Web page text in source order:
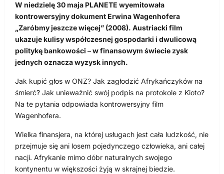
W niedzielę 30 maja PLANETE wyemitowała
kontrowersyjny dokument Erwina Wagenhofera
„Zaróbmy jeszcze więcej” (2008). Austriacki film
ukazuje kulisy współczesnej gospodarki i dwulicową
politykę bankowości – w finansowym świecie zysk
jednych oznacza wyzysk innych.
Jak kupić głos w ONZ? Jak zagłodzić Afrykańczyków na
śmierć? Jak unieważnić swój podpis na protokole z Kioto?
Na te pytania odpowiada kontrowersyjny film
Wagenhofera.
Wielka finansjera, na której usługach jest cała ludzkość, nie
przejmuje się ani losem pojedynczego człowieka, ani całej
nacji. Afrykanie mimo dóbr naturalnych swojego
kontynentu w większości żyją w skrajnej biedzie.